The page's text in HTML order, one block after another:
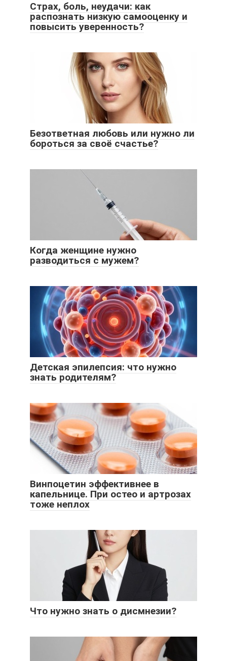
Страх, боль, неудачи: как
распознать низкую самооценку и
повысить уверенность?
Безответная любовь или нужно ли
бороться за своё счастье?
Когда женщине нужно
разводиться с мужем?
Детская эпилепсия: что нужно
знать родителям?
Винпоцетин эффективнее в
капельнице. При остео и артрозах
тоже неплох
Что нужно знать о дисмнезии?